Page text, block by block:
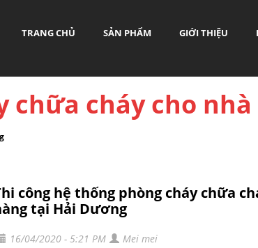
TRANG CHỦ SẢN PHẨM GIỚI THIỆU
chữa cháy cho
công hệ thống phòng cháy chữa
tại Hải Dương
16/04/2020 - 5:21 PM
Mei mei